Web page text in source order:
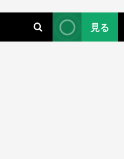
見る